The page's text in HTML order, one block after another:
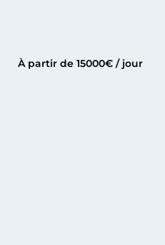
À partir de 15000€ / jour
INTEGRITY 93GOLFE-JUAN